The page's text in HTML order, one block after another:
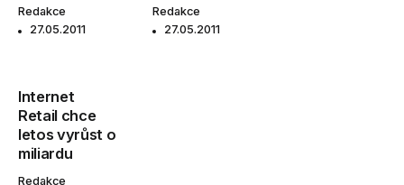
Redakce
27.05.2011
Redakce
27.05.2011
Internet
Retail chce
letos vyrůst o
miliardu
Redakce